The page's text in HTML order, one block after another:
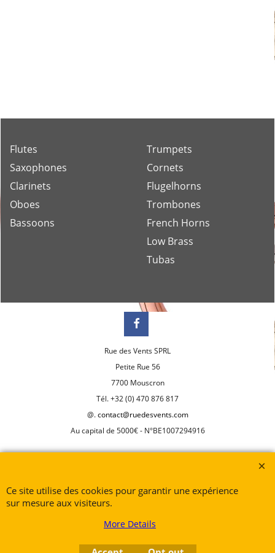
Flutes
Saxophones
Clarinets
Oboes
Bassoons
Trumpets
Cornets
Flugelhorns
Trombones
French Horns
Low Brass
Tubas
Rue des Vents SPRL
Petite Rue 56
7700 Mouscron
Tél. +32 (0) 470 876 817
@.contact@ruedesvents.com
Au capital de 5000€ - N°BE1007294916
Ce site utilise des cookies pour garantir une expérience
sur mesure aux visiteurs.
More Details